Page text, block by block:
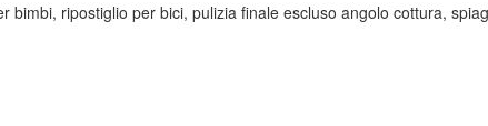
ripostiglio per bici, pulizia finale escluso angolo cottura,